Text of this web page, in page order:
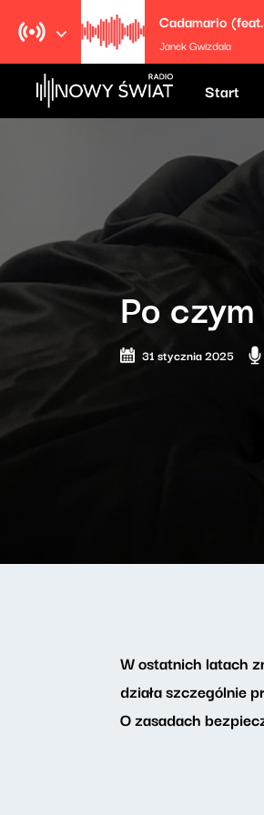
Cadamario
Janek Gwizdala
Start
Po
31 stycznia 2025
W ostatnich latach
działa szczególnie
O zasadach